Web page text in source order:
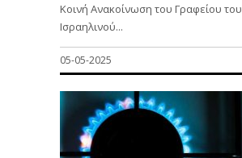
Κοινή Ανακοίνωση του Γραφείου του
Ισραηλινού...
05-05-2025